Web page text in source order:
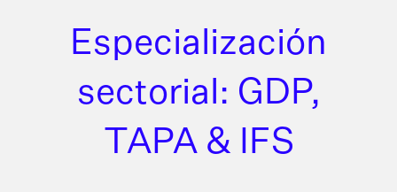
Especialización
sectorial: GDP,
TAPA & IFS